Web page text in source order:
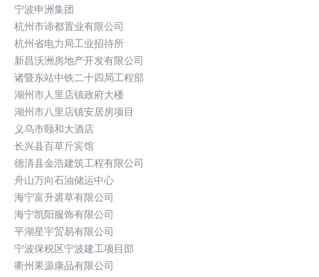
宁波申洲集团
杭州市谛都置业有限公司
杭州省电力局工业招待所
新昌沃洲房地产开发有限公司
诸暨东站中铁二十四局工程部
湖州市人里店镇政府大楼
湖州市八里店镇安居房项目
义乌市颐和大酒店
长兴县百草斤宾馆
德清县金浩建筑工程有限公司
舟山万向石油储运中心
海宁富升裘草有限公司
海宁凯阳服饰有限公司
平湖星宇贸易有限公司
宁波保税区宁波建工项目部
衢州果源康品有限公司